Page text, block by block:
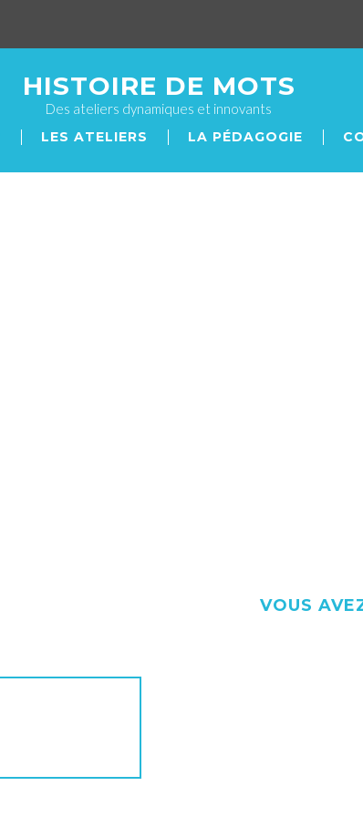
HISTOIRE DE MOTS
Des ateliers dynamiques et innovants
LES ATELIERS LA PÉDAGOGIE
VOUS